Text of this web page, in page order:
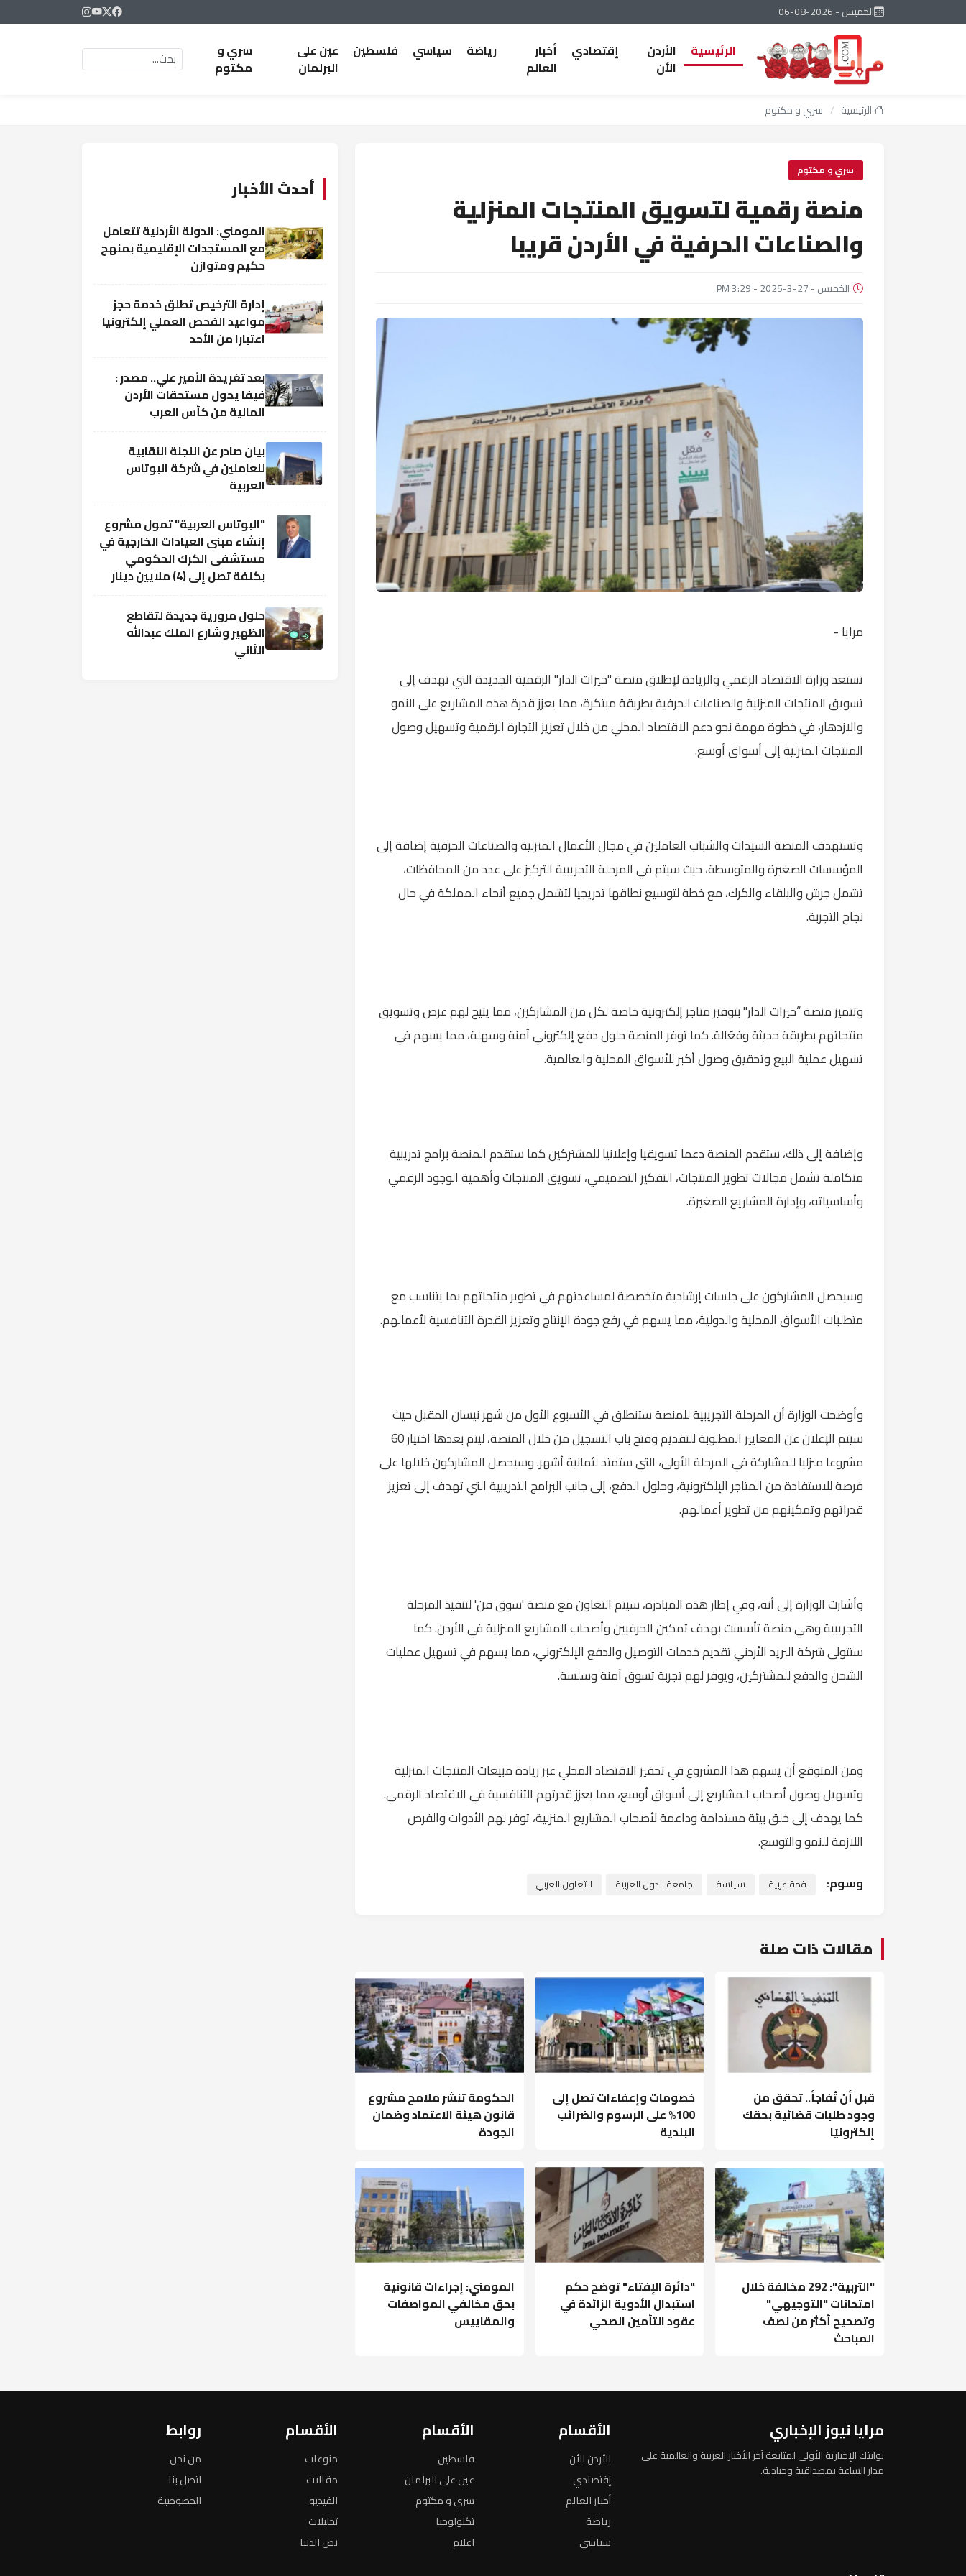
الخميس - 2026-08-06
الرئيسية
الأردن
الأن
إقتصادي
أخبار
العالم
رياضة سياسي فلسطين
عين على
البرلمان
سري و
مكتوم
الرئيسية / سري و مكتوم
سري و مكتوم
منصة رقمية لتسويق المنتجات المنزلية
والصناعات الحرفية في الأردن قريبا
الخميس - 27-3-2025 - 3:29 PM
مرايا -
تستعد وزارة الاقتصاد الرقمي والريادة لإطلاق منصة "خيرات الدار" الرقمية الجديدة التي تهدف إلى
تسويق المنتجات المنزلية والصناعات الحرفية بطريقة مبتكرة، مما يعزز قدرة هذه المشاريع على النمو
والازدهار، في خطوة مهمة نحو دعم الاقتصاد المحلي من خلال تعزيز التجارة الرقمية وتسهيل وصول
المنتجات المنزلية إلى أسواق أوسع.
وتستهدف المنصة السيدات والشباب العاملين في مجال الأعمال المنزلية والصناعات الحرفية إضافة إلى
المؤسسات الصغيرة والمتوسطة، حيث سيتم في المرحلة التجريبية التركيز على عدد من المحافظات،
تشمل جرش والبلقاء والكرك، مع خطة لتوسيع نطاقها تدريجيا لتشمل جميع أنحاء المملكة في حال
نجاح التجربة.
وتتميز منصة “خيرات الدار" بتوفير متاجر إلكترونية خاصة لكل من المشاركين، مما يتيح لهم عرض وتسويق
منتجاتهم بطريقة حديثة وفعّالة. كما توفر المنصة حلول دفع إلكتروني آمنة وسهلة، مما يسهم في
تسهيل عملية البيع وتحقيق وصول أكبر للأسواق المحلية والعالمية.
وإضافة إلى ذلك، ستقدم المنصة دعما تسويقيا وإعلانيا للمشتركين كما ستقدم المنصة برامج تدريبية
متكاملة تشمل مجالات تطوير المنتجات، التفكير التصميمي، تسويق المنتجات وأهمية الوجود الرقمي
وأساسياته، وإدارة المشاريع الصغيرة.
وسيحصل المشاركون على جلسات إرشادية متخصصة لمساعدتهم في تطوير منتجاتهم بما يتناسب مع
متطلبات الأسواق المحلية والدولية، مما يسهم في رفع جودة الإنتاج وتعزيز القدرة التنافسية لأعمالهم.
وأوضحت الوزارة أن المرحلة التجريبية للمنصة ستنطلق في الأسبوع الأول من شهر نيسان المقبل حيث
سيتم الإعلان عن المعايير المطلوبة للتقديم وفتح باب التسجيل من خلال المنصة، ليتم بعدها اختيار 60
مشروعا منزليا للمشاركة في المرحلة الأولى، التي ستمتد لثمانية أشهر. وسيحصل المشاركون خلالها على
فرصة للاستفادة من المتاجر الإلكترونية، وحلول الدفع، إلى جانب البرامج التدريبية التي تهدف إلى تعزيز
قدراتهم وتمكينهم من تطوير أعمالهم.
وأشارت الوزارة إلى أنه، وفي إطار هذه المبادرة، سيتم التعاون مع منصة 'سوق فن' لتنفيذ المرحلة
التجريبية وهي منصة تأسست بهدف تمكين الحرفيين وأصحاب المشاريع المنزلية في الأردن. كما
ستتولى شركة البريد الأردني تقديم خدمات التوصيل والدفع الإلكتروني، مما يسهم في تسهيل عمليات
الشحن والدفع للمشتركين، ويوفر لهم تجربة تسوق آمنة وسلسة.
ومن المتوقع أن يسهم هذا المشروع في تحفيز الاقتصاد المحلي عبر زيادة مبيعات المنتجات المنزلية
وتسهيل وصول أصحاب المشاريع إلى أسواق أوسع، مما يعزز قدرتهم التنافسية في الاقتصاد الرقمي.
كما يهدف إلى خلق بيئة مستدامة وداعمة لأصحاب المشاريع المنزلية، توفر لهم الأدوات والفرص
اللازمة للنمو والتوسع.
وسوم: قمة عربية سياسة جامعة الدول العربية التعاون العربي
مقالات ذات صلة
قبل أن تُفاجأ.. تحقق من
وجود طلبات قضائية بحقك
إلكترونيًا
خصومات وإعفاءات تصل إلى
100% على الرسوم والضرائب
البلدية
الحكومة تنشر ملامح مشروع
قانون هيئة الاعتماد وضمان
الجودة
"التربية": 292 مخالفة خلال
امتحانات "التوجيهي"
وتصحيح أكثر من نصف
المباحث
"دائرة الإفتاء" توضح حكم
استبدال الأدوية الزائدة في
عقود التأمين الصحي
المومني: إجراءات قانونية
بحق مخالفي المواصفات
والمقاييس
أحدث الأخبار
المومني: الدولة الأردنية تتعامل
مع المستجدات الإقليمية بمنهج
حكيم ومتوازن
إدارة الترخيص تطلق خدمة حجز
مواعيد الفحص العملي إلكترونيا
اعتبارا من الأحد
بعد تغريدة الأمير علي.. مصدر :
فيفا يحول مستحقات الأردن
المالية من كأس العرب
بيان صادر عن اللجنة النقابية
للعاملين في شركة البوتاس
العربية
"البوتاس العربية" تمول مشروع
إنشاء مبنى العيادات الخارجية في
مستشفى الكرك الحكومي
بكلفة تصل إلى (4) ملايين دينار
حلول مرورية جديدة لتقاطع
الظهير وشارع الملك عبدالله
الثاني
مرايا نيوز الإخباري
بوابتك الإخبارية الأولى لمتابعة آخر الأخبار العربية والعالمية على
مدار الساعة بمصداقية وحيادية.
الأقسام
الأردن الأن
إقتصادي
أخبار العالم
رياضة
سياسي
الأقسام
فلسطين
عين على البرلمان
سري و مكتوم
تكنولوجيا
اعلام
الأقسام
منوعات
مقالات
الفيديو
تحليلات
نص الدنيا
روابط
من نحن
اتصل بنا
الخصوصية